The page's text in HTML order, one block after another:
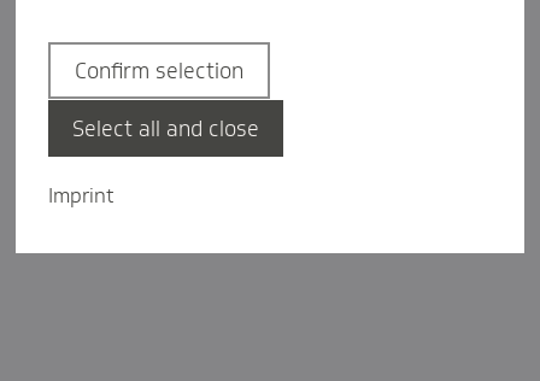
Imprint
Confirm selection
Select all and close